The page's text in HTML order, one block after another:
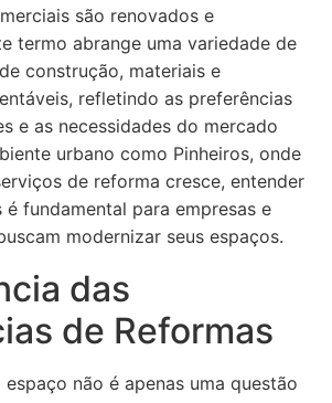
são renovados e
termo abrange uma variedade de
construção, materiais e
refletindo as preferências
e as necessidades do mercado
urbano como Pinheiros, onde
de reforma cresce, entender
é fundamental para empresas e
modernizar seus espaços.
das
de Reformas
não é apenas uma questão